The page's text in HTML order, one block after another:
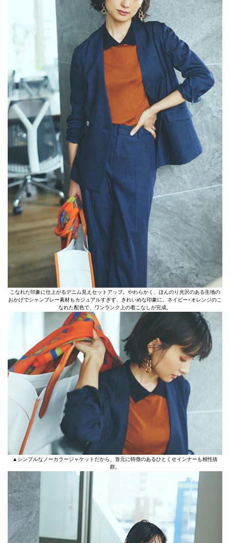
こなれた印象に仕上がるデニム見えセットアップ。やわらかく、ほんのり光沢のある生地の
おかげでシャンブレー素材もカジュアルすぎず、きれいめな印象に。ネイビー×オレンジのこ
なれた配色で、ワンランク上の着こなしが完成。
▲シンプルなノーカラージャケットだから、首元に特徴のあるひとくせインナーも相性抜
群。